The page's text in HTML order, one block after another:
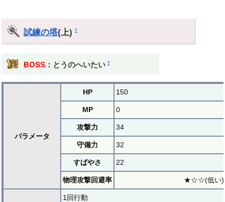
試練の塔(上)†
BOSS：とうのへいたい †
パラメータ
HP 150
MP 0
攻撃力 34
守備力 32
すばやさ 22
物理攻撃回避率 ★☆☆(低い)
1回行動